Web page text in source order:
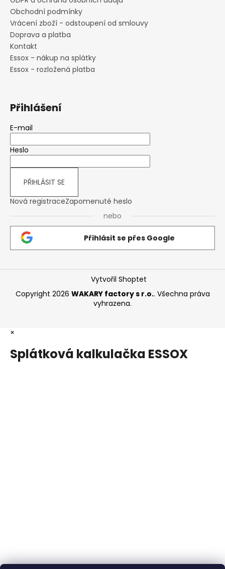
Obchodní podmínky
Vrácení zboží - odstoupení od smlouvy
Doprava a platba
Kontakt
Essox - nákup na splátky
Essox - rozložená platba
Přihlášení
E-mail
Heslo
PŘIHLÁSIT SE
Nová registraceZapomenuté heslo
nebo
Přihlásit se přes Google
Vytvořil Shoptet
Copyright 2026 WAKARY factory s r.o.. Všechna práva
vyhrazena.
×
Splátková kalkulačka ESSOX